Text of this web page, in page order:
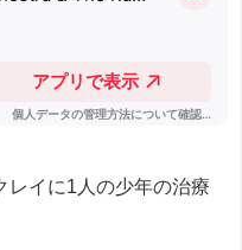
レイに1人の少年の治療